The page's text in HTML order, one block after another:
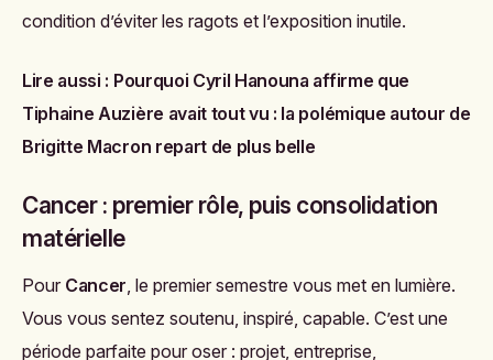
condition d’éviter les ragots et l’exposition inutile.
Lire aussi : Pourquoi Cyril Hanouna affirme que
Tiphaine Auzière avait tout vu : la polémique autour de
Brigitte Macron repart de plus belle
Cancer : premier rôle, puis consolidation
matérielle
Pour Cancer, le premier semestre vous met en lumière.
Vous vous sentez soutenu, inspiré, capable. C’est une
période parfaite pour oser : projet, entreprise,